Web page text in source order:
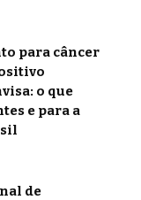
para câncer
o que
e para a
de